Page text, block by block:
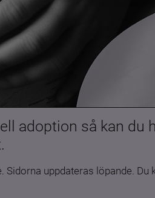
adoption så kan du
uppdateras löpande. Du